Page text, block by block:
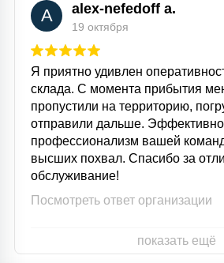
A alex-nefedoff a.
19 октября
Я приятно удивлен
склада. С момента прибытия
пропустили на территорию,
отправили дальше.
профессионализм вашей
высших похвал. Спасибо за
обслуживание!
Посмотреть ответ организации
показать ещё